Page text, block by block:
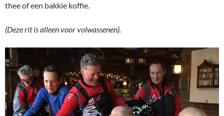
thee of een bakkie koffie.
(Deze rit is alleen voor volwassenen).